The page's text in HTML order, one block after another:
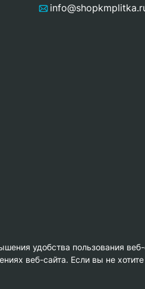
удобства пользования
веб-сайта. Если вы не хотите